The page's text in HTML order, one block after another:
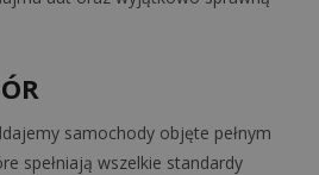
samochody objęte pełnym
spełniają wszelkie standardy